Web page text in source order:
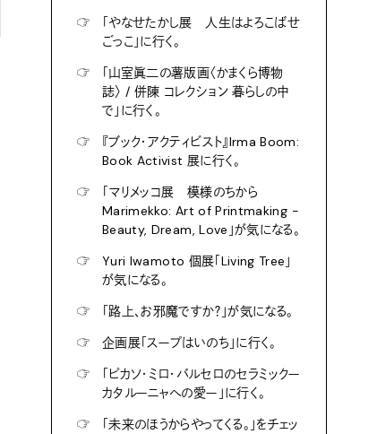
☞
「やなせたかし展 人生はよろこばせ
ごっこ」に行く。
☞
「山室眞二の薯版画〈かまくら博物
誌〉 / 併陳 コレクション 暮らしの中
で」に行く。
☞
『ブック・アクティビスト』Irma Boom:
Book Activist 展に行く。
☞
「マリメッコ展 模様のちから
Marimekko: Art of Printmaking -
Beauty, Dream, Love」が気になる。
☞
Yuri Iwamoto 個展「Living Tree」
が気になる。
☞
「路上、お邪魔ですか？」が気になる。
☞
企画展「スープはいのち」に行く。
☞
「ピカソ・ミロ・バルセロのセラミックー
カタルーニャへの愛ー」に行く。
☞
「未来のほうからやってくる。」をチェッ